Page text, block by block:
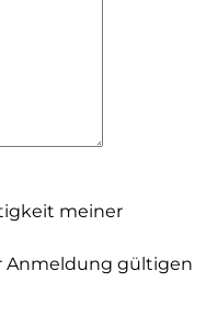
meiner
gültigen